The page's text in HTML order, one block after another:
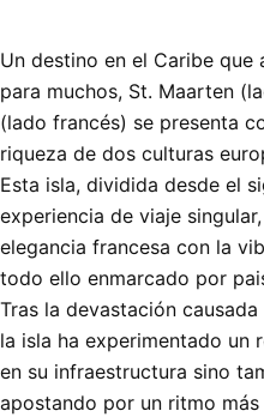
Un destino en el Caribe que
para muchos, St. Maarten
(lado francés) se presenta
riqueza de dos culturas
Esta isla, dividida desde el
experiencia de viaje
elegancia francesa con la
todo ello enmarcado por
Tras la devastación
la isla ha experimentado un
en su infraestructura sino
apostando por un ritmo